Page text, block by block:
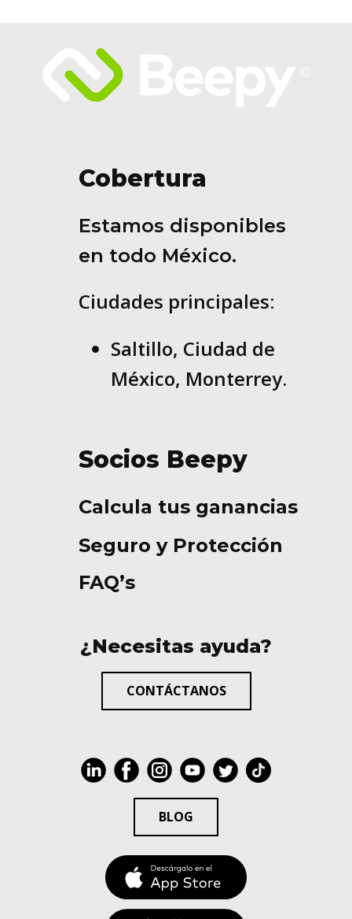
Cobertura
Estamos disponibles
en todo México.
Ciudades principales:
Saltillo, Ciudad de
México, Monterrey.
Socios Beepy
Calcula tus ganancias
Seguro y Protección
FAQ’s
¿Necesitas ayuda?
CONTÁCTANOS
BLOG